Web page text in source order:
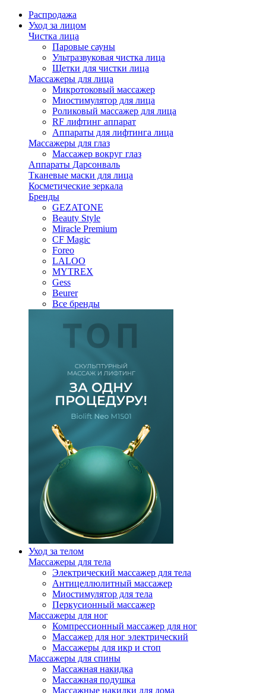
Распродажа
Уход за лицом
Чистка лица
Паровые сауны
Ультразвуковая чистка лица
Щетки для чистки лица
Массажеры для лица
Микротоковый массажер
Миостимулятор для лица
Роликовый массажер для лица
RF лифтинг аппарат
Аппараты для лифтинга лица
Массажеры для глаз
Массажер вокруг глаз
Аппараты Дарсонваль
Тканевые маски для лица
Косметические зеркала
Бренды
GEZATONE
Beauty Style
Miracle Premium
CF Magic
Foreo
LALOO
MYTREX
Gess
Beurer
Все бренды
Уход за телом
Массажеры для тела
Электрический массажер для тела
Антицеллюлитный массажер
Миостимулятор для тела
Перкусионный массажер
Массажеры для ног
Компрессионный массажер для ног
Массажер для ног электрический
Массажеры для икр и стоп
Массажеры для спины
Массажная накидка
Массажная подушка
Массажные накидки для дома